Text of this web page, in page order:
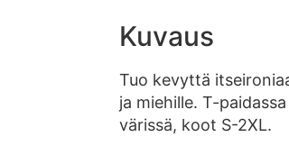
Kuvaus
Tuo kevyttä
ja miehille. T-
värissä, koot S-2XL.